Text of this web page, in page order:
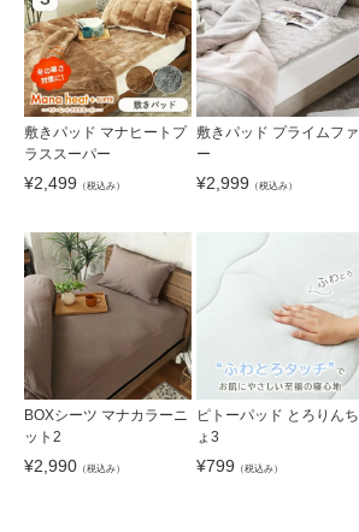
敷きパッド マナヒートプ
ラススーパー
¥2,499 （税込み）
敷きパッド プライムファ
ー
¥2,999 （税込み）
BOXシーツ マナカラーニ
ット2
¥2,990 （税込み）
ピトーパッド とろりんち
ょ3
¥799 （税込み）